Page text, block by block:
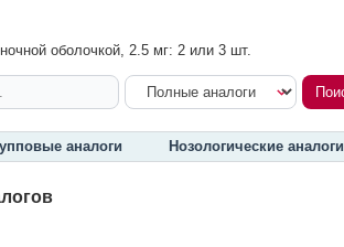
оболочкой, 2.5 мг: 2 или 3 шт.
аналоги Нозологические аналоги